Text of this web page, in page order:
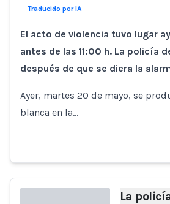
Traducido por IA
El acto de violencia tuvo lugar
antes de las 11:00 h. La policía
después de que se diera la
Ayer, martes 20 de mayo, se
blanca en la…
La